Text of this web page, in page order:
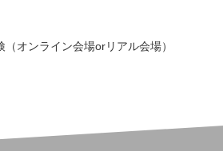
オンライン会場orリアル会場）